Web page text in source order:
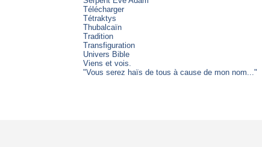
Télécharger
Tétraktys
Thubalcaïn
Tradition
Transfiguration
Univers Bible
Viens et vois.
"Vous serez haïs de tous à cause de mon nom..."